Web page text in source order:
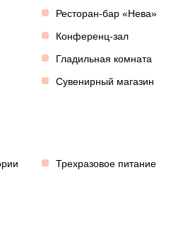
Ресторан-бар «Нева»
Конференц-зал
Гладильная комната
Сувенирный магазин
Трехразовое питание